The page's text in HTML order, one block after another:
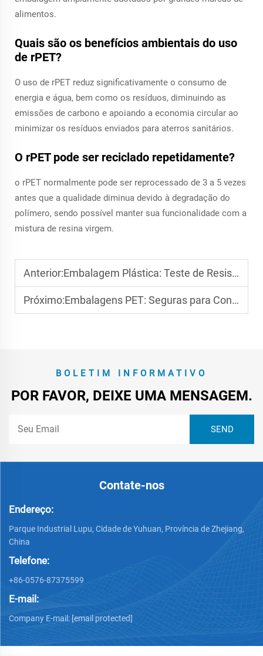
alimentos.
Quais são os benefícios ambientais do uso
de rPET?
O uso de rPET reduz significativamente o consumo de
energia e água, bem como os resíduos, diminuindo as
emissões de carbono e apoiando a economia circular ao
minimizar os resíduos enviados para aterros sanitários.
O rPET pode ser reciclado repetidamente?
o rPET normalmente pode ser reprocessado de 3 a 5 vezes
antes que a qualidade diminua devido à degradação do
polímero, sendo possível manter sua funcionalidade com a
mistura de resina virgem.
Anterior:Embalagem Plástica: Teste de Resistência ao Impacto
Próximo:Embalagens PET: Seguras para Contato Direto com Alimentos
BOLETIM INFORMATIVO
POR FAVOR, DEIXE UMA MENSAGEM.
Contate-nos
Endereço:
Parque Industrial Lupu, Cidade de Yuhuan, Província de Zhejiang,
China
Telefone:
+86-0576-87375599
E-mail:
Company E-mail: [email protected]